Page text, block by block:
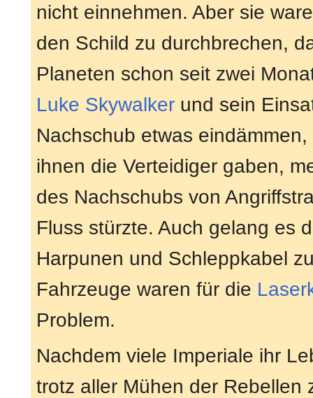
nicht einnehmen. Aber sie
den Schild zu durchbrechen,
Planeten schon seit zwei
Luke Skywalker und sein
Nachschub etwas
ihnen die Verteidiger gaben,
des Nachschubs von
Fluss stürzte. Auch gelang es
Harpunen und Schleppkabel
Fahrzeuge waren für die
Problem.
Nachdem viele Imperiale ihr
trotz aller Mühen der Rebellen